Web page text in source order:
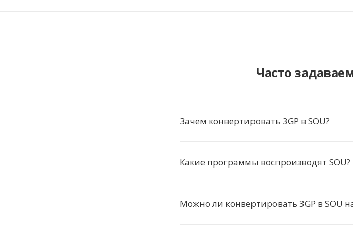
Часто
Зачем конвертировать 3GP в SOU?
Какие программы воспроизводят SOU?
Можно ли конвертировать 3GP в SOU